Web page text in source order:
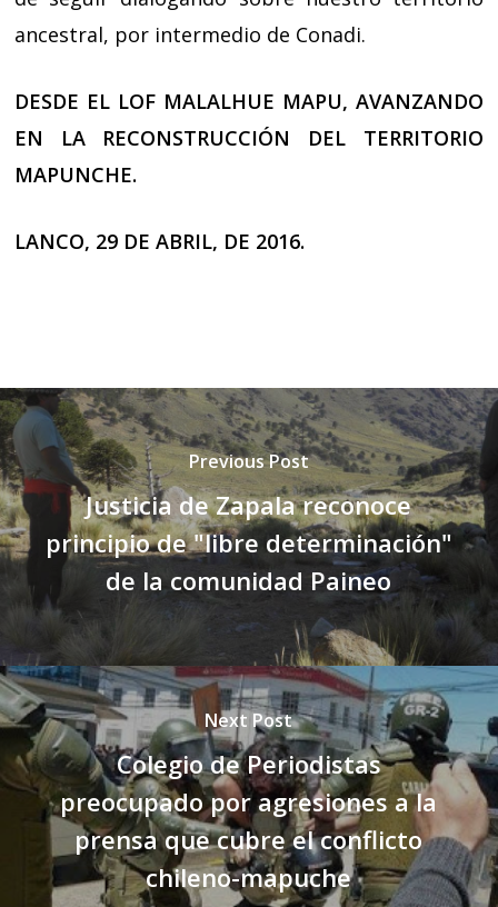
ancestral, por intermedio de Conadi.
DESDE EL LOF MALALHUE MAPU, AVANZANDO
EN LA RECONSTRUCCIÓN DEL TERRITORIO
MAPUNCHE.
LANCO, 29 DE ABRIL, DE 2016.
Previous Post
Justicia de Zapala reconoce
principio de "libre determinación"
de la comunidad Paineo
Next Post
Colegio de Periodistas
preocupado por agresiones a la
prensa que cubre el conflicto
chileno-mapuche